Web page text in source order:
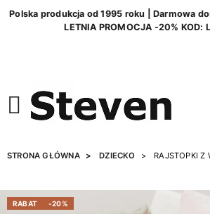
Polska produkcja od 1995 roku | Darmowa
LETNIA PROMOCJA -20% KOD:
STRONA GŁÓWNA DZIECKO RAJSTOPKI Z
RABAT -20%